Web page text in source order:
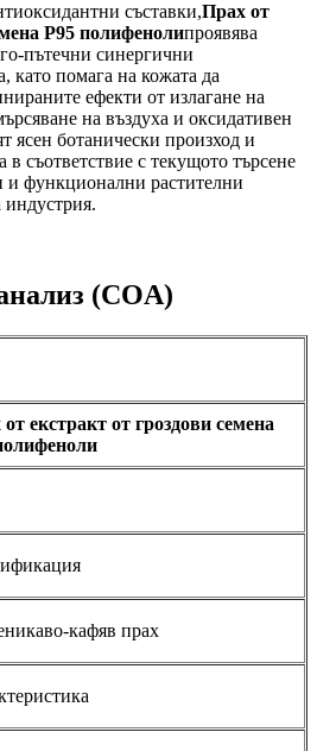
съставки,Прах от
P95 полифенолипроявява
пътечни синергични
като помага на кожата да
ефекти от излагане на
на въздуха и оксидативен
ясен ботанически произход и
съответствие с текущото търсене
и функционални растителни
индустрия.
(COA)
екстракт от гроздови семена
кафяв прах